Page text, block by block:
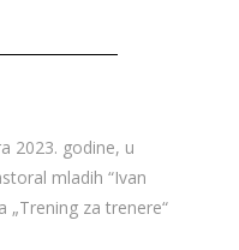
2023. godine, u
mladih “Ivan
„Trening za trenere“